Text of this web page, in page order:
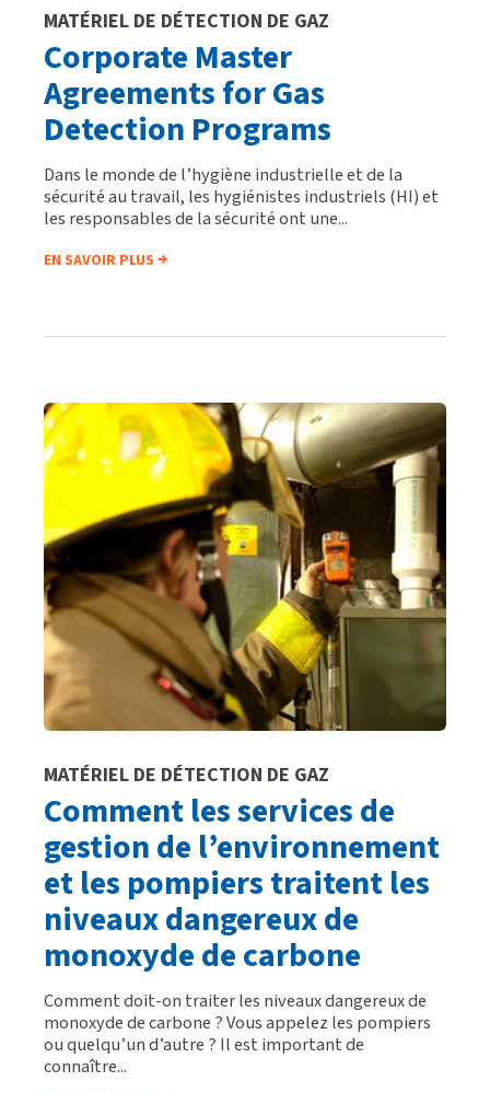
MATÉRIEL DE DÉTECTION DE GAZ
Corporate Master
Agreements for Gas
Detection Programs
Dans le monde de l’hygiène industrielle et de la
sécurité au travail, les hygiénistes industriels (HI) et
les responsables de la sécurité ont une...
EN SAVOIR PLUS
MATÉRIEL DE DÉTECTION DE GAZ
Comment les services de
gestion de l’environnement
et les pompiers traitent les
niveaux dangereux de
monoxyde de carbone
Comment doit-on traiter les niveaux dangereux de
monoxyde de carbone ? Vous appelez les pompiers
ou quelqu’un d’autre ? Il est important de
connaître...